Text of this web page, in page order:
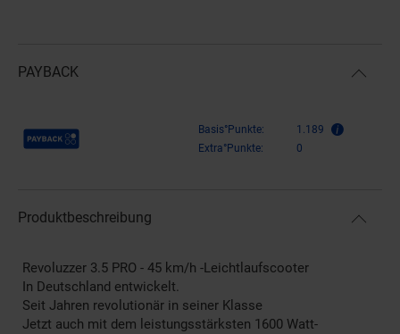
PAYBACK
Payback Punkte Basis°Punkte:
1.189
Extra°Punkte:
0
Produktbeschreibung
Revoluzzer 3.5 PRO - 45 km/h -Leichtlaufscooter
In Deutschland entwickelt.
Seit Jahren revolutionär in seiner Klasse
Jetzt auch mit dem leistungsstärksten 1600 Watt-